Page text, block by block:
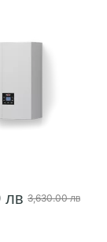
лв 3,630.00 лв